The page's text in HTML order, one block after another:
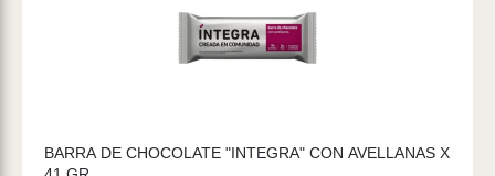
BARRA DE CHOCOLATE "INTEGRA" CON AVELLANAS X